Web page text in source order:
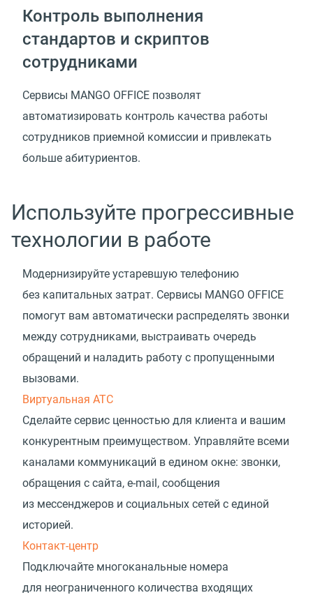
Контроль выполнения
стандартов и скриптов
сотрудниками
Сервисы MANGO OFFICE позволят
автоматизировать контроль качества работы
сотрудников приемной комиссии и привлекать
больше абитуриентов.
Используйте прогрессивные
технологии в работе
Модернизируйте устаревшую телефонию
без капитальных затрат. Сервисы MANGO OFFICE
помогут вам автоматически распределять звонки
между сотрудниками, выстраивать очередь
обращений и наладить работу с пропущенными
вызовами.
Виртуальная АТС
Сделайте сервис ценностью для клиента и вашим
конкурентным преимуществом. Управляйте всеми
каналами коммуникаций в едином окне: звонки,
обращения с сайта, e-mail, сообщения
из мессенджеров и социальных сетей с единой
историей.
Контакт-центр
Подключайте многоканальные номера
для неограниченного количества входящих